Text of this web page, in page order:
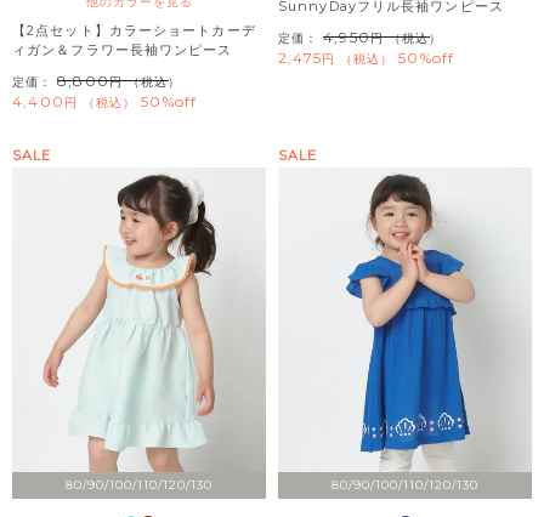
【2点セット】カラーショートカーデ
ィガン＆フラワー長袖ワンピース
定価： 8,800 （税込）
4,400 税込 50%off
SunnyDayフリル長袖ワンピース
定価： 4,950 （税込）
2,475 税込 50%off
80/90/100/110/120/130
SALE
80/90/100/110/120/130
SALE